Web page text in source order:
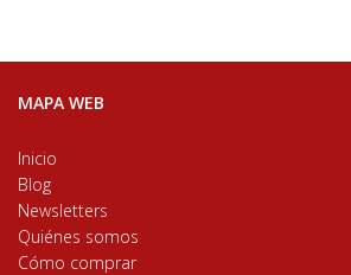
MAPA WEB
Inicio
Blog
Newsletters
Quiénes somos
Cómo comprar